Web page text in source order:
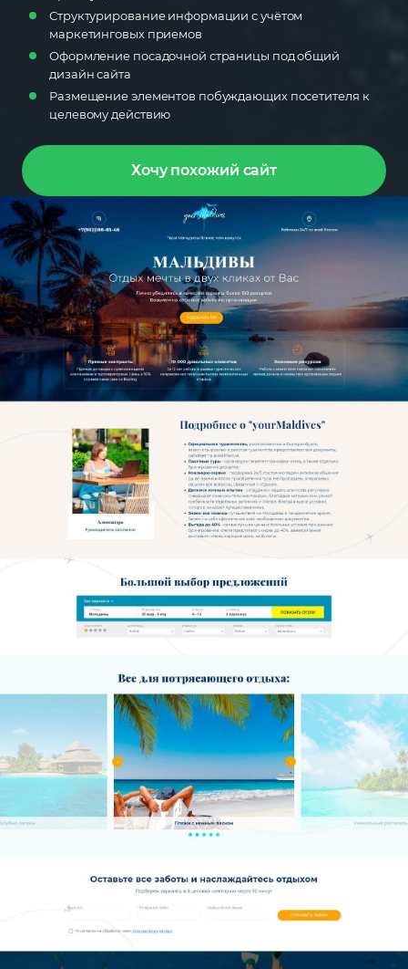
Структурирование информации с учётом
маркетинговых приемов
Оформление посадочной страницы под общий
дизайн сайта
Размещение элементов побуждающих посетителя к
целевому действию
Хочу похожий сайт